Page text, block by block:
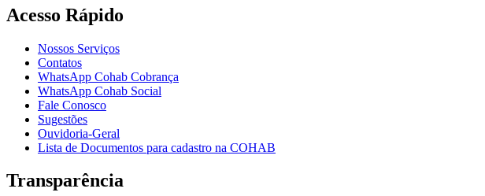
Acesso Rápido
Nossos Serviços
Contatos
WhatsApp Cohab Cobrança
WhatsApp Cohab Social
Fale Conosco
Sugestões
Ouvidoria-Geral
Lista de Documentos para cadastro na COHAB
Transparência